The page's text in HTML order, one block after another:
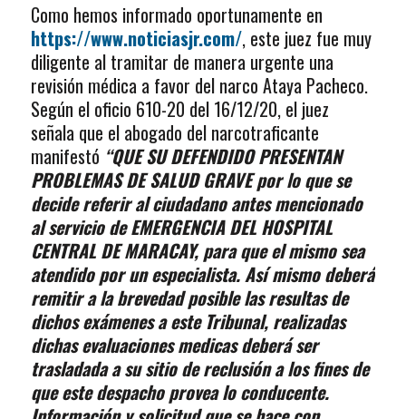
Como hemos informado oportunamente en
https://www.noticiasjr.com/, este juez fue muy
diligente al tramitar de manera urgente una
revisión médica a favor del narco Ataya Pacheco.
Según el oficio 610-20 del 16/12/20, el juez
señala que el abogado del narcotraficante
manifestó “QUE SU DEFENDIDO PRESENTAN
PROBLEMAS DE SALUD GRAVE por lo que se
decide referir al ciudadano antes mencionado
al servicio de EMERGENCIA DEL HOSPITAL
CENTRAL DE MARACAY, para que el mismo sea
atendido por un especialista. Así mismo deberá
remitir a la brevedad posible las resultas de
dichos exámenes a este Tribunal, realizadas
dichas evaluaciones medicas deberá ser
trasladada a su sitio de reclusión a los fines de
que este despacho provea lo conducente.